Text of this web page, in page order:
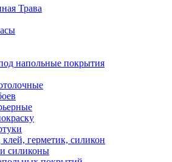
Трава
напольные покрытия
герметик, силикон
силиконы